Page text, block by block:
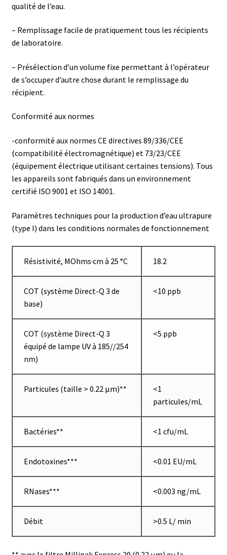
Conductivité
Connectique d’occasion
Consommable – Cryogénie
Consommable – Culture
Consommable – Distribution de liquides
Consommable – Divers
Consommable – Protection (gants, masque,…)
Contact
Cultures de microorganismes anaérobes et microaérobes
Débit
Demande de devis
Dernière nouvelle
Dessiccateur
Détermination du point de fusion
Développement d’applications Windows, Android et iOS
Développement de sites WEB
Digesteur
qualité de l’eau.
– Remplissage facile de pratiquement tous les récipients
de laboratoire.
– Présélection d’un volume fixe permettant à l’opérateur
de s’occuper d’autre chose durant le remplissage du
récipient.
Conformité aux normes
-conformité aux normes CE directives 89/336/CEE
(compatibilité électromagnétique) et 73/23/CEE
(équipement électrique utilisant certaines tensions). Tous
les appareils sont fabriqués dans un environnement
certifié ISO 9001 et ISO 14001.
Paramètres techniques pour la production d’eau ultrapure
(type I) dans les conditions normales de fonctionnement
Résistivité, MOhms·cm à 25 °C 18.2
COT (système Direct-Q 3 de
base)
<10 ppb
COT (système Direct-Q 3
équipé de lampe UV à 185//254
nm)
<5 ppb
Particules (taille > 0.22 µm)**
<1
particules/mL
Bactéries** <1 cfu/mL
Endotoxines*** <0.01 EU/mL
RNases*** <0.003 ng/mL
Débit >0.5 L/ min